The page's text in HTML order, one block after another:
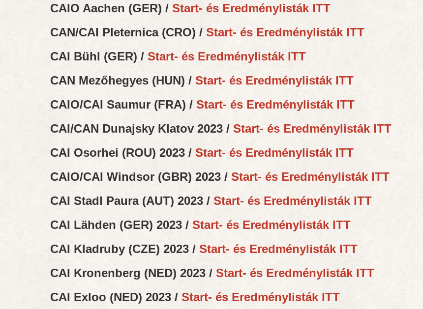
CAIO Aachen (GER) / Start- és Eredménylisták ITT
CAN/CAI Pleternica (CRO) / Start- és Eredménylisták ITT
CAI Bühl (GER) / Start- és Eredménylisták ITT
CAN Mezőhegyes (HUN) / Start- és Eredménylisták ITT
CAIO/CAI Saumur (FRA) / Start- és Eredménylisták ITT
CAI/CAN Dunajsky Klatov 2023 / Start- és Eredménylisták ITT
CAI Osorhei (ROU) 2023 / Start- és Eredménylisták ITT
CAIO/CAI Windsor (GBR) 2023 / Start- és Eredménylisták ITT
CAI Stadl Paura (AUT) 2023 / Start- és Eredménylisták ITT
CAI Lähden (GER) 2023 / Start- és Eredménylisták ITT
CAI Kladruby (CZE) 2023 / Start- és Eredménylisták ITT
CAI Kronenberg (NED) 2023 / Start- és Eredménylisták ITT
CAI Exloo (NED) 2023 / Start- és Eredménylisták ITT